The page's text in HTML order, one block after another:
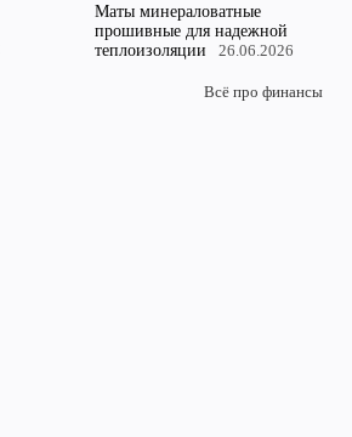
Маты минераловатные
прошивные для надежной
теплоизоляции
26.06.2026
Всё про финансы